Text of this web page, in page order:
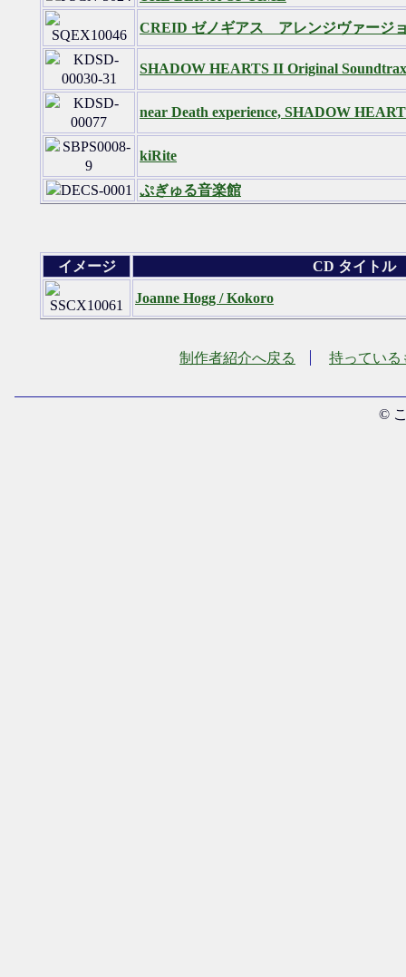
CREID ゼノギアス アレンジヴァージ
SHADOW HEARTS II Original
near Death experience, SHADOW
kiRite
ぷぎゅる音楽館
イメージ CD タイトル
Joanne Hogg / Kokoro
制作者紹介へ戻る 持っている
©